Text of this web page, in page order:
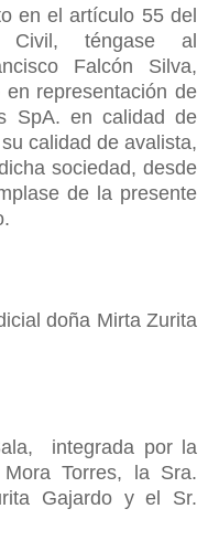
en el artículo 55 del
Civil, téngase al
Falcón Silva,
representación de
SpA. en calidad de
calidad de avalista,
sociedad, desde
de la presente
doña Mirta Zurita
integrada por la
Torres, la Sra.
Gajardo y el Sr.